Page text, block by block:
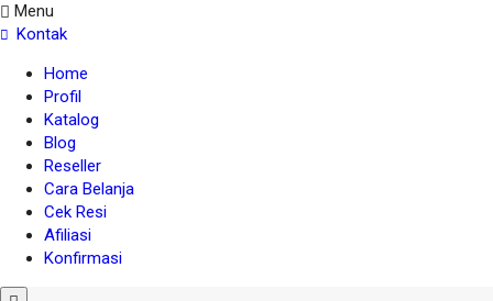
Menu
Kontak
Home
Profil
Katalog
Blog
Reseller
Cara Belanja
Cek Resi
Afiliasi
Konfirmasi